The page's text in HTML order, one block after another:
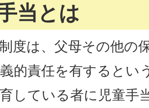
当とは
度は、父母その他の
的責任を有するとい
している者に児童手